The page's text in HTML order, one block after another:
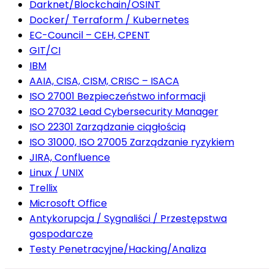
Darknet/Blockchain/OSINT
Docker/ Terraform / Kubernetes
EC-Council – CEH, CPENT
GIT/CI
IBM
AAIA, CISA, CISM, CRISC – ISACA
ISO 27001 Bezpieczeństwo informacji
ISO 27032 Lead Cybersecurity Manager
ISO 22301 Zarządzanie ciągłością
ISO 31000, ISO 27005 Zarządzanie ryzykiem
JIRA, Confluence
Linux / UNIX
Trellix
Microsoft Office
Antykorupcja / Sygnaliści / Przestępstwa
gospodarcze
Testy Penetracyjne/Hacking/Analiza